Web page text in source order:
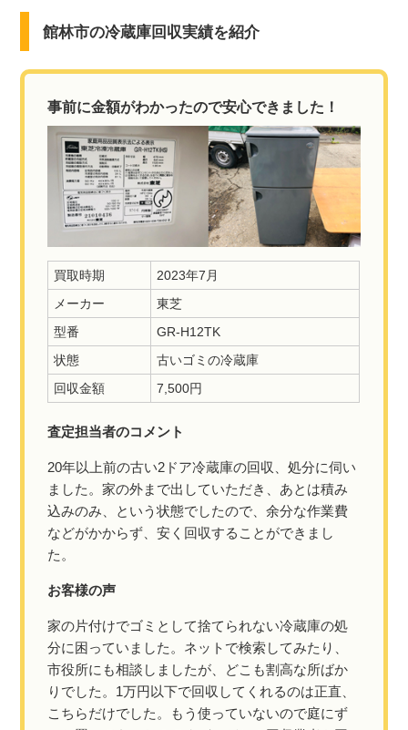
館林市の冷蔵庫回収実績を紹介
事前に金額がわかったので安心できました！
買取時期
2023年7月
メーカー
東芝
型番
GR-H12TK
状態
古いゴミの冷蔵庫
回収金額
7,500円
査定担当者のコメント
20年以上前の古い2ドア冷蔵庫の回収、処分に伺い
ました。家の外まで出していただき、あとは積み
込みのみ、という状態でしたので、余分な作業費
などがかからず、安く回収することができまし
た。
お客様の声
家の片付けでゴミとして捨てられない冷蔵庫の処
分に困っていました。ネットで検索してみたり、
市役所にも相談しましたが、どこも割高な所ばか
りでした。1万円以下で回収してくれるのは正直、
こちらだけでした。もう使っていないので庭にず